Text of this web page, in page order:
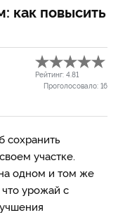
как повысить
Рейтинг: 4.81
Проголосовало: 16
сохранить
участке.
одном и том же
урожай с